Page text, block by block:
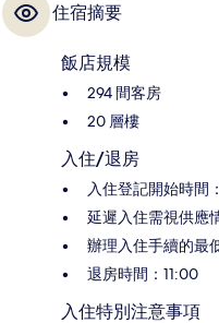
住宿摘要
飯店規模
294 間客房
20 層樓
入住/退房
入住登記開始時間
延遲入住需視供應
辦理入住手續的最
退房時間：11:00
入住特別注意事項